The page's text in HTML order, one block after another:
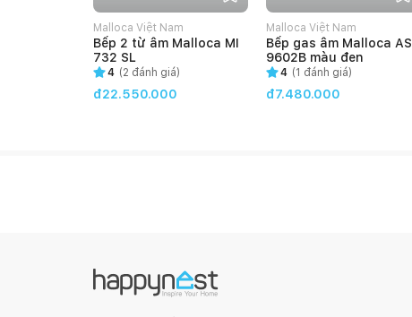
Malloca Việt Nam
Bếp 2 từ âm Malloca MI
732 SL
4 (2 đánh giá)
đ22.550.000
Malloca Việt Nam
Bếp gas âm Malloca AS
9602B màu đen
4 (1 đánh giá)
đ7.480.000